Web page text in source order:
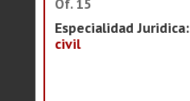
Of. 15
Especialidad Juridica:
civil